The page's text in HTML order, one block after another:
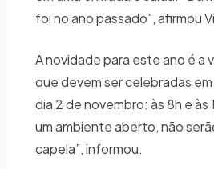
foi no ano passado”, afirmou
A novidade para este ano é a
que devem ser celebradas
dia 2 de novembro: às 8h e às
um ambiente aberto, não
capela”, informou.